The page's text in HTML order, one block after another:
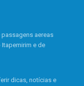
aereas
Itapemirim e de
dicas, notícias e